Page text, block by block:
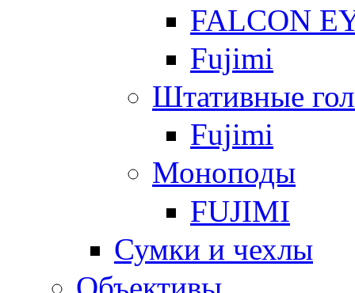
FALCON
Fujimi
Штативные
Fujimi
Моноподы
FUJIMI
Сумки и чехлы